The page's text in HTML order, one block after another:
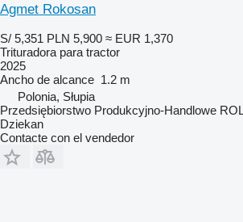
Agmet Rokosan
S/ 5,351 PLN 5,900 ≈ EUR 1,370
Trituradora para tractor
2025
Ancho de alcance 1.2 m
Polonia, Słupia
Przedsiębiorstwo Produkcyjno-Handlowe
Dziekan
Contacte con el vendedor